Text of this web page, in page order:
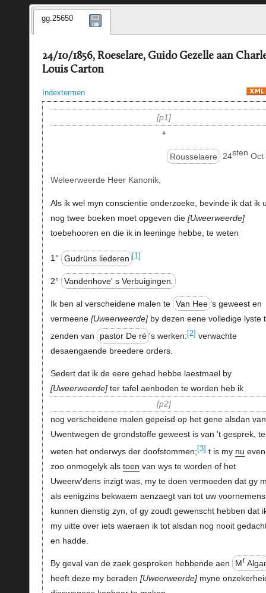
gg.25650
24/10/1856, Roeselare, Guido Gezelle aan
Louis Carton
Indextermen
p1
+
Rousselaere 24sten Oct
Weleerweerde Heer Kanonik,
Als ik wel myn conscientie onderzoeke, bevinde ik dat ik
nog twee boeken moet opgeven die Uweerweerde
toebehooren en die ik in leeninge hebbe, te weten
1° Gudrüns liederen [1]
2° Vandenhove' s Verbuigingen
Ik ben al verscheidene malen te Van Hee ‘s geweest en
vermeene Uweerweerde by dezen eene volledige lyste
zenden van
pastor De ré 's werken: [2] verwachte
desaengaende breedere orders.
Sedert dat ik de eere gehad hebbe laestmael by
Uweerweerde ter tafel aenboden te worden heb ik
p2
nog verscheidene malen gepeisd op het gene alsdan van
Uwentwegen de grondstoffe geweest is van 't gesprek, te
weten het onderwys der doofstommen; [3] t is my nu even
zoo onmogelyk als toen van wys te worden of het
Uweerw'dens inzigt was, my te doen vermoeden dat gy
als eenigzins bekwaem aenzaegt van tot uw
kunnen dienstig zyn, of gy zoudt gewenscht hebben dat
my uitte over iets waeraen ik tot alsdan nog nooit
en hadde.
By geval van de zaek gesproken hebbende aen Mr Algar
heeft deze my beraden Uweerweerde myne